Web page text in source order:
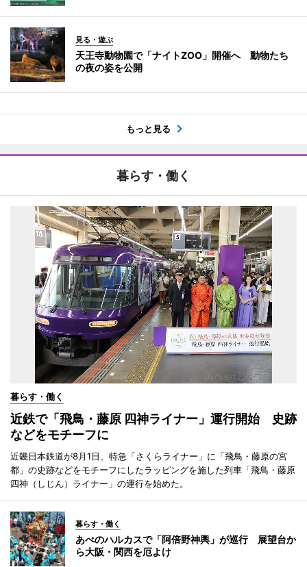
見る・遊ぶ
天王寺動物園で「ナイトZOO」開催へ 動物たち
の夜の姿を公開
もっと見る
暮らす・働く
暮らす・働く
近鉄で「飛鳥・藤原 四神ライナー」運行開始 史跡
などをモチーフに
近畿日本鉄道が8月1日、特急「さくらライナー」に「飛鳥・藤原の宮
都」の史跡などをモチーフにしたラッピングを施した列車「飛鳥・藤原
四神（しじん）ライナー」の運行を始めた。
暮らす・働く
あべのハルカスで「阿倍野神輿」が巡行 展望台か
ら大阪・関西を厄よけ